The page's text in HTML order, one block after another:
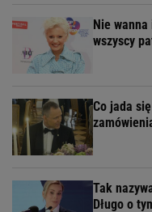
Nie
wszyscy
Co jada
Tak
Długo o